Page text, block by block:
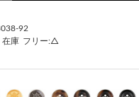
92
在庫 フリー:△